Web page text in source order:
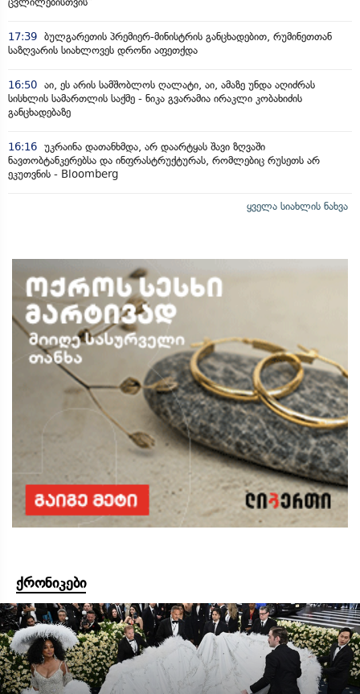
17:39 ბულგარეთის პრემიერ-მინისტრის განცხადებით, რუმინეთთან
საზღვარის სიახლოვეს დრონი აფეთქდა
16:50 აი, ეს არის სამშობლოს ღალატი, აი, ამაზე უნდა აღიძრას
სისხლის სამართლის საქმე - ნიკა გვარამია ირაკლი კობახიძის
განცხადებაზე
16:16 უკრაინა დათანხმდა, არ დაარტყას შავი ზღვაში
ნავთობტანკერებსა და ინფრასტრუქტურას, რომლებიც რუსეთს არ
ეკუთვნის - Bloomberg
ყველა სიახლის ნახვა
ქრონიკები